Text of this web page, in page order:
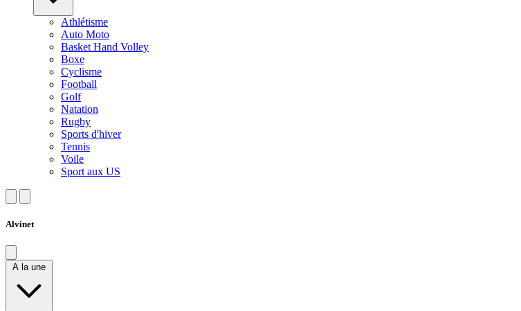
Athlétisme
Auto Moto
Basket Hand Volley
Boxe
Cyclisme
Football
Golf
Natation
Rugby
Sports d'hiver
Tennis
Voile
Sport aux US
Alvinet
A la une